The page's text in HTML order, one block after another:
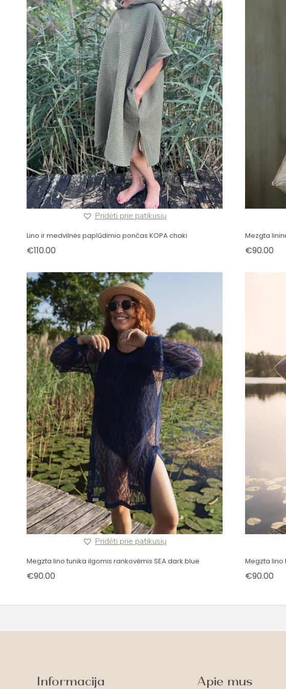
Pridėti prie patikusių
Lino ir medvilnės paplūdimio pončas KOPA chaki
€110.00
Mezgta
€90.00
Pridėti prie patikusių
Megzta lino tunika ilgomis rankovėmis SEA dark blue
€90.00
Megzta lino
€90.00
Informacija Apie mus